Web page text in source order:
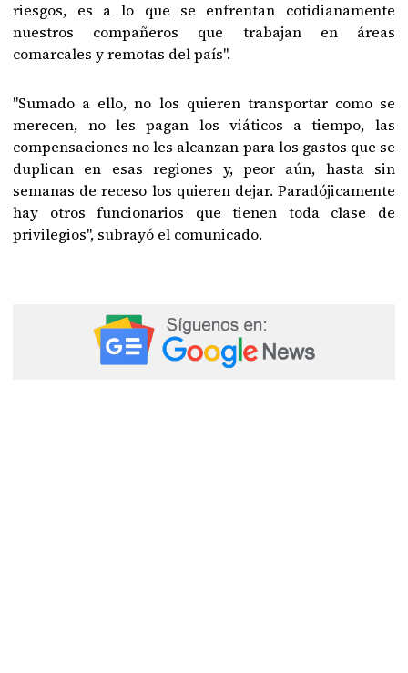
riesgos, es a lo que se enfrentan cotidianamente
nuestros compañeros que trabajan en áreas
comarcales y remotas del país".
"Sumado a ello, no los quieren transportar como se
merecen, no les pagan los viáticos a tiempo, las
compensaciones no les alcanzan para los gastos que se
duplican en esas regiones y, peor aún, hasta sin
semanas de receso los quieren dejar. Paradójicamente
hay otros funcionarios que tienen toda clase de
privilegios", subrayó el comunicado.